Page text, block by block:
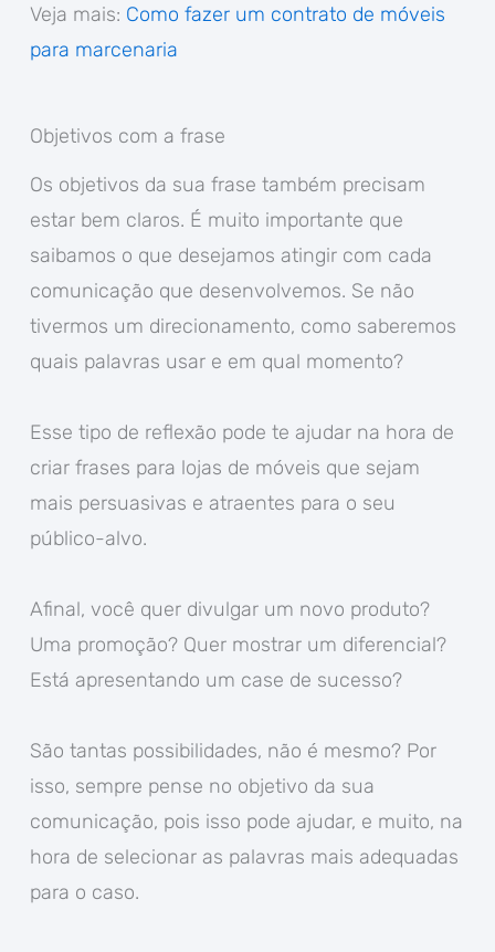
Veja mais: Como fazer um contrato de móveis
para marcenaria
Objetivos com a frase
Os objetivos da sua frase também precisam
estar bem claros. É muito importante que
saibamos o que desejamos atingir com cada
comunicação que desenvolvemos. Se não
tivermos um direcionamento, como saberemos
quais palavras usar e em qual momento?
Esse tipo de reflexão pode te ajudar na hora de
criar frases para lojas de móveis que sejam
mais persuasivas e atraentes para o seu
público-alvo.
Afinal, você quer divulgar um novo produto?
Uma promoção? Quer mostrar um diferencial?
Está apresentando um case de sucesso?
São tantas possibilidades, não é mesmo? Por
isso, sempre pense no objetivo da sua
comunicação, pois isso pode ajudar, e muito, na
hora de selecionar as palavras mais adequadas
para o caso.